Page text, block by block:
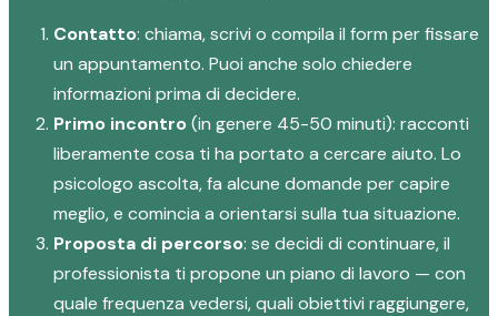
Contatto: chiama, scrivi o compila il form per fissare
un appuntamento. Puoi anche solo chiedere
informazioni prima di decidere.
Primo incontro(in genere 45-50 minuti): racconti
liberamente cosa ti ha portato a cercare aiuto. Lo
psicologo ascolta, fa alcune domande per capire
meglio, e comincia a orientarsi sulla tua situazione.
Proposta di percorso: se decidi di continuare, il
professionista ti propone un piano di lavoro — con
quale frequenza vedersi, quali obiettivi raggiungere,